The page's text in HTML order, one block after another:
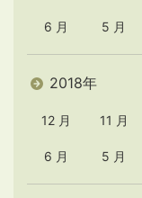
6 月 5 月
2018年
12 月 11 月
6 月 5 月